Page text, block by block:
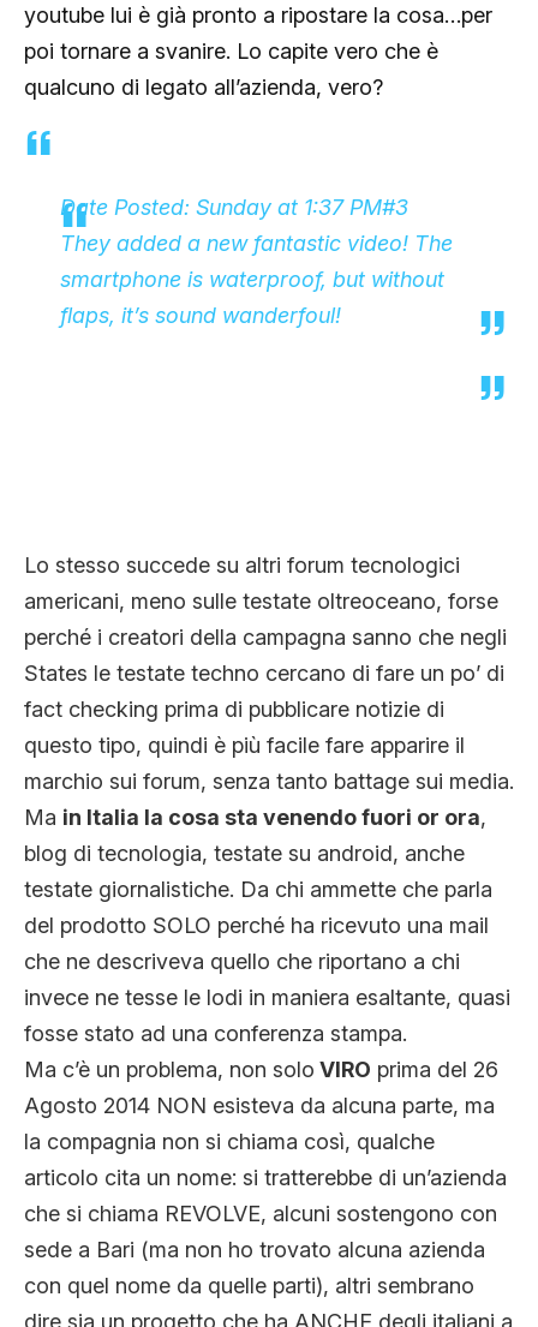
youtube lui è già pronto a ripostare la cosa…per
poi tornare a svanire. Lo capite vero che è
qualcuno di legato all’azienda, vero?
Date Posted: Sunday at 1:37 PM#3
They added a new fantastic video! The
smartphone is waterproof, but without
flaps, it’s sound wanderfoul!
Lo stesso succede su altri forum tecnologici
americani, meno sulle testate oltreoceano, forse
perché i creatori della campagna sanno che negli
States le testate techno cercano di fare un po’ di
fact checking prima di pubblicare notizie di
questo tipo, quindi è più facile fare apparire il
marchio sui forum, senza tanto battage sui media.
Ma in Italia la cosa sta venendo fuori or ora,
blog di tecnologia, testate su android, anche
testate giornalistiche. Da chi ammette che parla
del prodotto SOLO perché ha ricevuto una mail
che ne descriveva quello che riportano a chi
invece ne tesse le lodi in maniera esaltante, quasi
fosse stato ad una conferenza stampa.
Ma c’è un problema, non solo VIRO prima del 26
Agosto 2014 NON esisteva da alcuna parte, ma
la compagnia non si chiama così, qualche
articolo cita un nome: si tratterebbe di un’azienda
che si chiama REVOLVE, alcuni sostengono con
sede a Bari (ma non ho trovato alcuna azienda
con quel nome da quelle parti), altri sembrano
dire sia un progetto che ha ANCHE degli italiani a